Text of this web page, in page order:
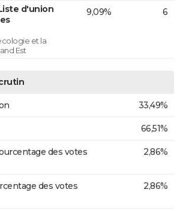
d'union
et la
Est
9,09% 6
33,49%
66,51%
des votes
2,86%
des votes
2,86%